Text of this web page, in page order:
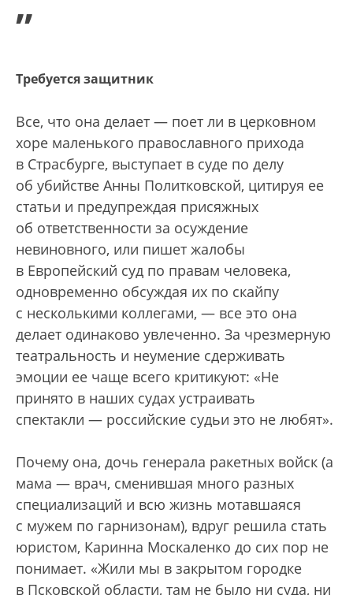
”
Требуется защитник
Все, что она делает — поет ли в церковном
хоре маленького православного прихода
в Страсбурге, выступает в суде по делу
об убийстве Анны Политковской, цитируя ее
статьи и предупреждая присяжных
об ответственности за осуждение
невиновного, или пишет жалобы
в Европейский суд по правам человека,
одновременно обсуждая их по скайпу
с несколькими коллегами, — все это она
делает одинаково увлеченно. За чрезмерную
театральность и неумение сдерживать
эмоции ее чаще всего критикуют: «Не
принято в наших судах устраивать
спектакли — российские судьи это не любят».
Почему она, дочь генерала ракетных войск (а
мама — врач, сменившая много разных
специализаций и всю жизнь мотавшаяся
с мужем по гарнизонам), вдруг решила стать
юристом, Каринна Москаленко до сих пор не
понимает. «Жили мы в закрытом городке
в Псковской области, там не было ни суда, ни